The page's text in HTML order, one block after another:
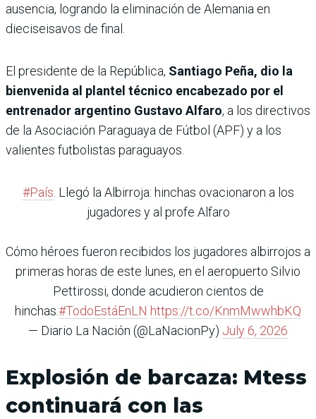
ausencia, logrando la eliminación de Alemania en
dieciseisavos de final.
El presidente de la República, Santiago Peña, dio la
bienvenida al plantel técnico encabezado por el
entrenador argentino Gustavo Alfaro, a los directivos
de la Asociación Paraguaya de Fútbol (APF) y a los
valientes futbolistas paraguayos.
#País. Llegó la Albirroja: hinchas ovacionaron a los
jugadores y al profe Alfaro
Cómo héroes fueron recibidos los jugadores albirrojos a
primeras horas de este lunes, en el aeropuerto Silvio
Pettirossi, donde acudieron cientos de
hinchas.#TodoEstáEnLN https://t.co/KnmMwwhbKQ
— Diario La Nación (@LaNacionPy) July 6, 2026
Explosión de barcaza: Mtess
continuará con las